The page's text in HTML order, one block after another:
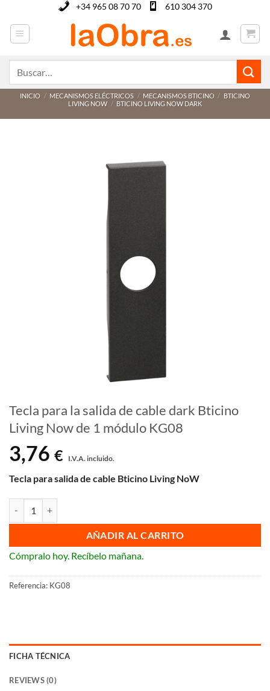
contenido
+34 965 08 70 70 610 304 370
INICIO / MECANISMOS ELÉCTRICOS / MECANISMOS BTICINO / BTICINO
LIVING NOW / BTICINO LIVING NOW DARK
Tecla para la salida de cable dark Bticino
Living Now de 1 módulo KG08
3,76 € I.V.A. incluido.
Tecla para salida de cable Bticino Living NoW
AÑADIR AL CARRITO
Cómpralo hoy. Recíbelo mañana.
Referencia: KG08
FICHA TÉCNICA
REVIEWS (0)